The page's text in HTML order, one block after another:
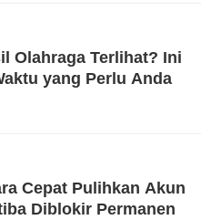
Olahraga Terlihat? Ini
yang Perlu Anda
Cepat Pulihkan Akun
Diblokir Permanen